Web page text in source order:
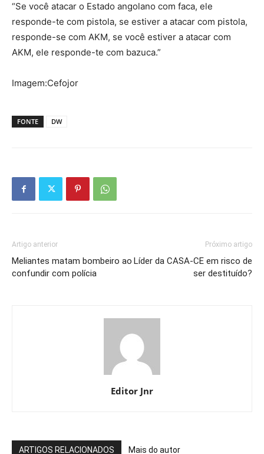
“Se você atacar o Estado angolano com faca, ele
responde-te com pistola, se estiver a atacar com pistola,
responde-se com AKM, se você estiver a atacar com
AKM, ele responde-te com bazuca.”
Imagem:Cefojor
FONTE DW
Artigo anterior
Meliantes matam bombeiro ao
confundir com polícia
Próximo artigo
Líder da CASA-CE em risco de
ser destituído?
Editor Jnr
ARTIGOS RELACIONADOS Mais do autor